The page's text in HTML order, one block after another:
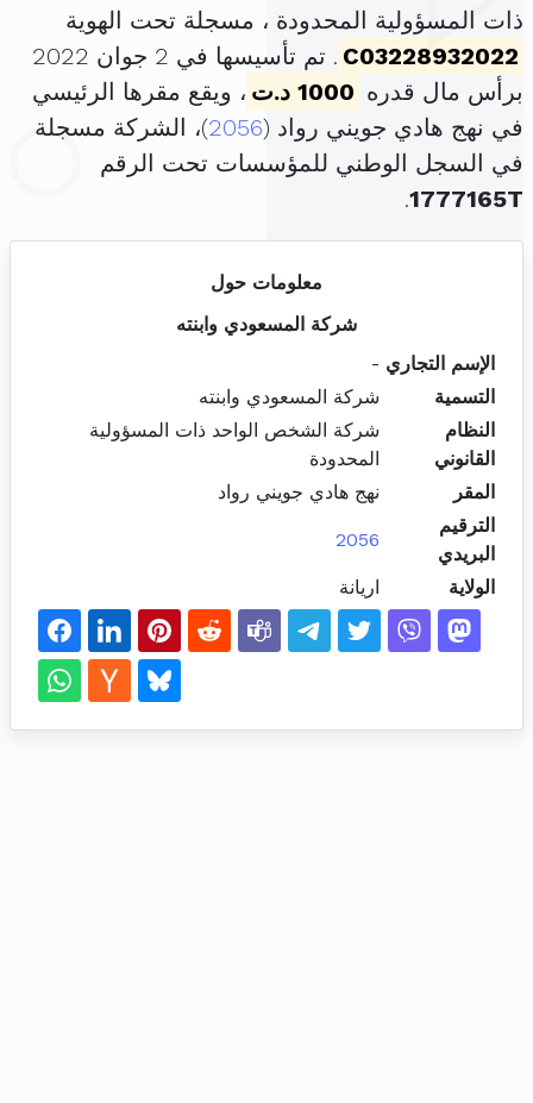
ذات المسؤولية المحدودة ، مسجلة تحت الهوية
C03228932022
. تم تأسيسها في 2 جوان 2022
برأس مال قدره 1000 د.ت
، ويقع مقرها الرئيسي
في نهج هادي جويني رواد (2056)، الشركة مسجلة
في السجل الوطني للمؤسسات تحت الرقم
1777165T
.
معلومات حول
شركة المسعودي وابنته
الإسم التجاري -
التسمية
شركة المسعودي وابنته
النظام
القانوني
شركة الشخص الواحد ذات المسؤولية
المحدودة
المقر
نهج هادي جويني رواد
الترقيم
البريدي
2056
الولاية اريانة